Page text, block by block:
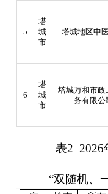
5
塔
城
市
塔城地区中
6
塔
城
市
塔城万和市政
务有限公
表2 2026
“双随机、